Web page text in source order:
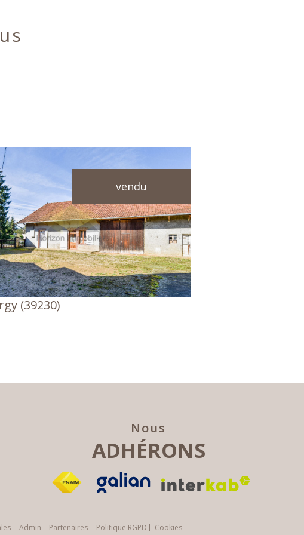
vendu
voir le bien
(39230)
Nous
ADHÉRONS
Admin Partenaires Politique RGPD Cookies